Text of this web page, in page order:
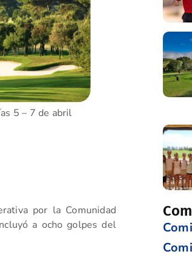
5 – 7 de abril
por la Comunidad
a ocho golpes del